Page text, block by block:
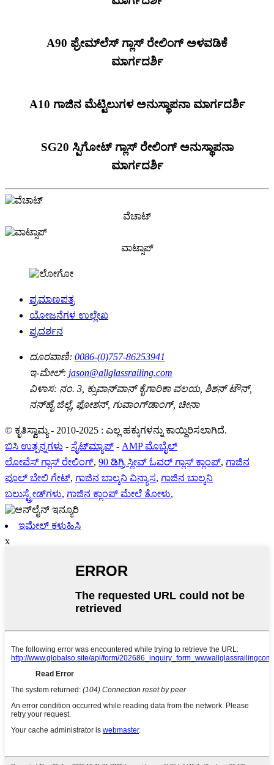
A90 ಫ್ರೇಮ್‌ಲೆಸ್ ಗ್ಲಾಸ್ ರೇಲಿಂಗ್ ಅಳವಡಿಕೆ
ಮಾರ್ಗದರ್ಶಿ
A10 ಗಾಜಿನ ಮೆಟ್ಟಿಲುಗಳ ಅನುಸ್ಥಾಪನಾ ಮಾರ್ಗದರ್ಶಿ
SG20 ಸ್ಪಿಗೋಟ್ ಗ್ಲಾಸ್ ರೇಲಿಂಗ್ ಅನುಸ್ಥಾಪನಾ
ಮಾರ್ಗದರ್ಶಿ
ವೆಚಾಟ್
ವಾಟ್ಸಾಪ್
ಪ್ರಮಾಣಪತ್ರ
ಯೋಜನೆಗಳ ಉಲ್ಲೇಖ
ಪ್ರದರ್ಶನ
ದೂರವಾಣಿ: 0086-(0)757-86253941
ಇ-ಮೇಲ್: jason@allglassrailing.com
ವಿಳಾಸ: ನಂ. 3, ಕ್ಸುವಾನ್‌ವಾನ್ ಕೈಗಾರಿಕಾ ವಲಯ, ಶಿಶನ್ ಟೌನ್,
ನನ್‌ಹೈ ಜಿಲ್ಲೆ, ಫೋಶನ್, ಗುವಾಂಗ್‌ಡಾಂಗ್, ಚೀನಾ
© ಕೃತಿಸ್ವಾಮ್ಯ - 2010-2025 : ಎಲ್ಲ ಹಕ್ಕುಗಳನ್ನು ಕಾಯ್ದಿರಿಸಲಾಗಿದೆ.
ಬಿಸಿ ಉತ್ಪನ್ನಗಳು - ಸೈಟ್‌ಮ್ಯಾಪ್ - AMP ಮೊಬೈಲ್
ಲೋವೆಸ್ ಗ್ಲಾಸ್ ರೇಲಿಂಗ್, 90 ಡಿಗ್ರಿ ಸ್ಲೀವ್ ಓವರ್ ಗ್ಲಾಸ್ ಕ್ಲಾಂಪ್, ಗಾಜಿನ
ಪೂಲ್ ಬೇಲಿ ಗೇಟ್, ಗಾಜಿನ ಬಾಲ್ಕನಿ ವಿನ್ಯಾಸ, ಗಾಜಿನ ಬಾಲ್ಕನಿ
ಬಲುಸ್ಟ್ರೇಡ್‌ಗಳು, ಗಾಜಿನ ಕ್ಲಾಂಪ್ ಮೇಲೆ ತೋಳು,
ಇಮೇಲ್ ಕಳುಹಿಸಿ
x